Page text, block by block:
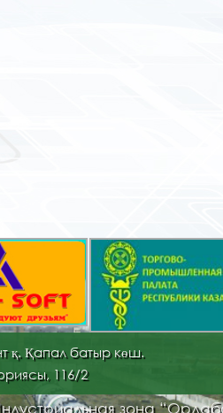
Қапал батыр көш.
116/2
зона